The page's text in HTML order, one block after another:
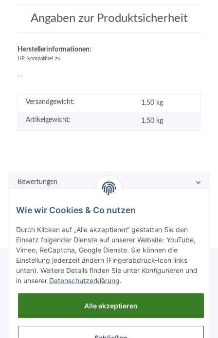
Angaben zur Produktsicherheit
Herstellerinformationen:
HP, kompatibel zu
Versandgewicht: 1,50 kg
Artikelgewicht: 1,50 kg
Bewertungen
Rechtliches
Wie wir Cookies & Co nutzen
Durch Klicken auf „Alle akzeptieren“ gestatten Sie den
Einsatz folgender Dienste auf unserer Website: YouTube,
Vimeo, ReCaptcha, Google Dienste. Sie können die
Einstellung jederzeit ändern (Fingerabdruck-Icon links
unten). Weitere Details finden Sie unter Konfigurieren und
in unserer Datenschutzerklärung.
Alle akzeptieren